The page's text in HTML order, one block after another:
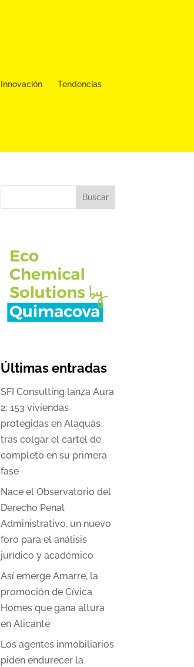
Innovación Tendencias
Buscar
Últimas entradas
SFI Consulting lanza Aura
2: 153 viviendas
protegidas en Alaquàs
tras colgar el cartel de
completo en su primera
fase
Nace el Observatorio del
Derecho Penal
Administrativo, un nuevo
foro para el análisis
jurídico y académico
Así emerge Amarre, la
promoción de Cívica
Homes que gana altura
en Alicante
Los agentes inmobiliarios
piden endurecer la